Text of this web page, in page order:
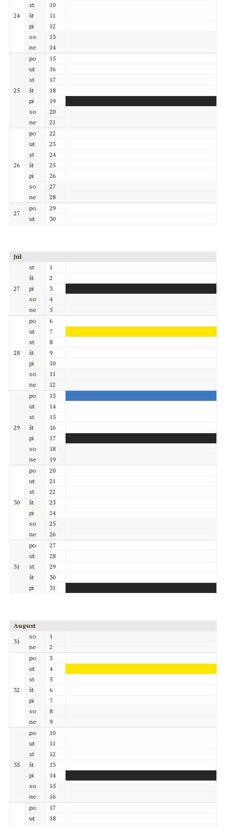
24
st
10
št
11
pi
12
so
13
ne
14
25
po
15
ut
16
st
17
št
18
pi
19
so
20
ne
21
26
po
22
ut
23
st
24
št
25
pi
26
so
27
ne
28
27
po
29
ut
30
Júl
27
st
1
št
2
pi
3
so
4
ne
5
28
po
6
ut
7
st
8
št
9
pi
10
so
11
ne
12
29
po
13
ut
14
st
15
št
16
pi
17
so
18
ne
19
30
po
20
ut
21
st
22
št
23
pi
24
so
25
ne
26
31
po
27
ut
28
st
29
št
30
pi
31
August
31
so
1
ne
2
32
po
3
ut
4
st
5
št
6
pi
7
so
8
ne
9
33
po
10
ut
11
st
12
št
13
pi
14
so
15
ne
16
po
17
ut
18